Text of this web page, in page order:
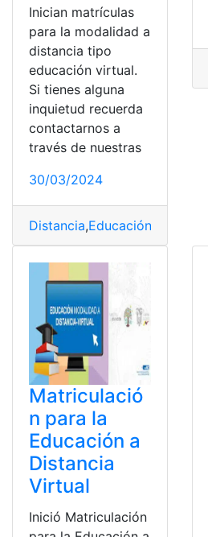
Inician matrículas
para la modalidad a
distancia tipo
educación virtual.
Si tienes alguna
inquietud recuerda
contactarnos a
través de nuestras
30/03/2024
Distancia,Educación
Matriculació
n para la
Educación a
Distancia
Virtual
Inició Matriculación